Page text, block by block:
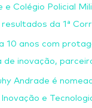
e Colégio Policial
da 1ª
10 anos com
de inovação,
Andrade é
e